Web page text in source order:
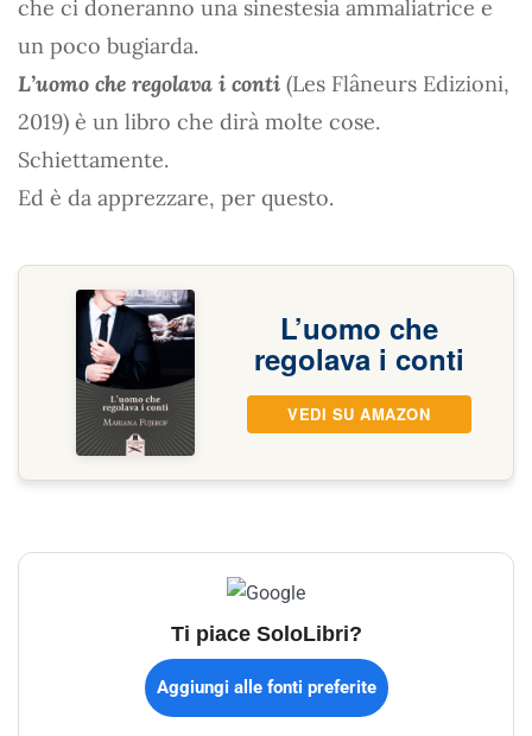
che ci doneranno una sinestesia ammaliatrice e
un poco bugiarda.
L’uomo che regolava i conti (Les Flâneurs Edizioni,
2019) è un libro che dirà molte cose.
Schiettamente.
Ed è da apprezzare, per questo.
L’uomo che
regolava i conti
VEDI SU AMAZON
Ti piace SoloLibri?
Aggiungi alle fonti preferite